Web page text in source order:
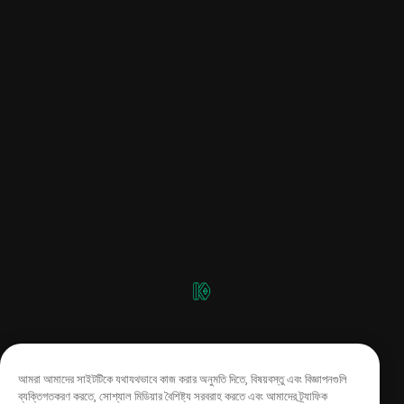
আমরা আমাদের সাইটটিকে যথাযথভাবে কাজ করার অনুমতি দিতে, বিষয়বস্তু এবং বিজ্ঞাপনগুলি
ব্যক্তিগতকরণ করতে, সোশ্যাল মিডিয়ার বৈশিষ্ট্য সরবরাহ করতে এবং আমাদের ট্র্যাফিক